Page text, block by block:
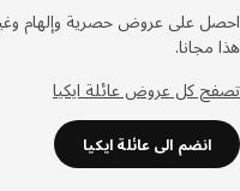
على عروض حصرية وإلهام وغير
كل عروض عائلة ايكيا
انضم الى عائلة ايكيا